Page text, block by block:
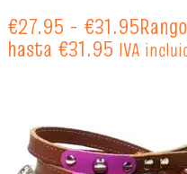
€27.95 - €31.95
hasta €31.95 IVA